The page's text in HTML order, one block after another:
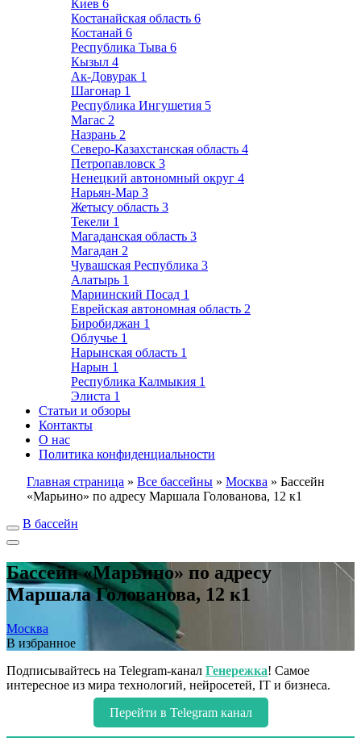
Киев 6
Костанайская область 6
Костанай 6
Республика Тыва 6
Кызыл 4
Ак-Довурак 1
Шагонар 1
Республика Ингушетия 5
Магас 2
Назрань 2
Северо-Казахстанская область 4
Петропавловск 3
Ненецкий автономный округ 4
Нарьян-Мар 3
Жетысу область 3
Текели 1
Магаданская область 3
Магадан 2
Чувашская Республика 3
Алатырь 1
Мариинский Посад 1
Еврейская автономная область 2
Биробиджан 1
Облучье 1
Нарынская область 1
Нарын 1
Республика Калмыкия 1
Элиста 1
Статьи и обзоры
Контакты
О нас
Политика конфиденциальности
Главная страница » Все бассейны » Москва » Бассейн
«Марьино» по адресу Маршала Голованова, 12 к1
В бассейн
Бассейн «Марьино» по адресу
Маршала Голованова, 12 к1
Москва
В избранное
Подписывайтесь на Telegram-канал Генережка! Самое
интересное из мира технологий, нейросетей, IT и бизнеса.
Перейти в Telegram канал